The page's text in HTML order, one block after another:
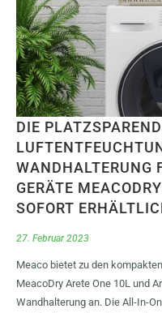
DIE
WANDHALTERUNG
GERÄTE
SOFORT
27. Februar 2023
Meaco bietet zu den
MeacoDry Arete One 10L und
Wandhalterung an. Die All-In-